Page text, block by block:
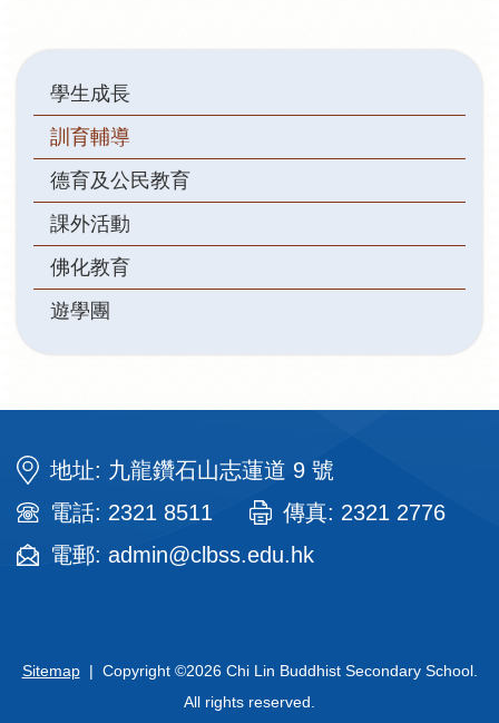
Main
navigation
學生成長
訓育輔導
德育及公民教育
課外活動
佛化教育
遊學團
地址: 九龍鑽石山志蓮道 9 號
電話: 2321 8511
傳真: 2321 2776
電郵: admin@clbss.edu.hk
Sitemap| Copyright ©2026 Chi Lin Buddhist Secondary School.
All rights reserved.